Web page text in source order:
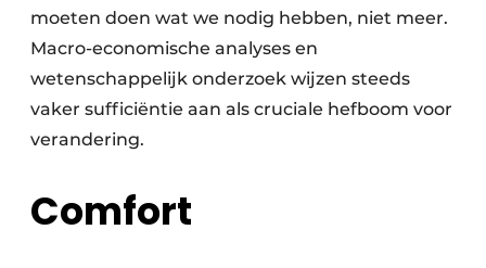
moeten doen wat we nodig hebben, niet meer.
Macro-economische analyses en
wetenschappelijk onderzoek wijzen steeds
vaker sufficiëntie aan als cruciale hefboom voor
verandering.
Comfort